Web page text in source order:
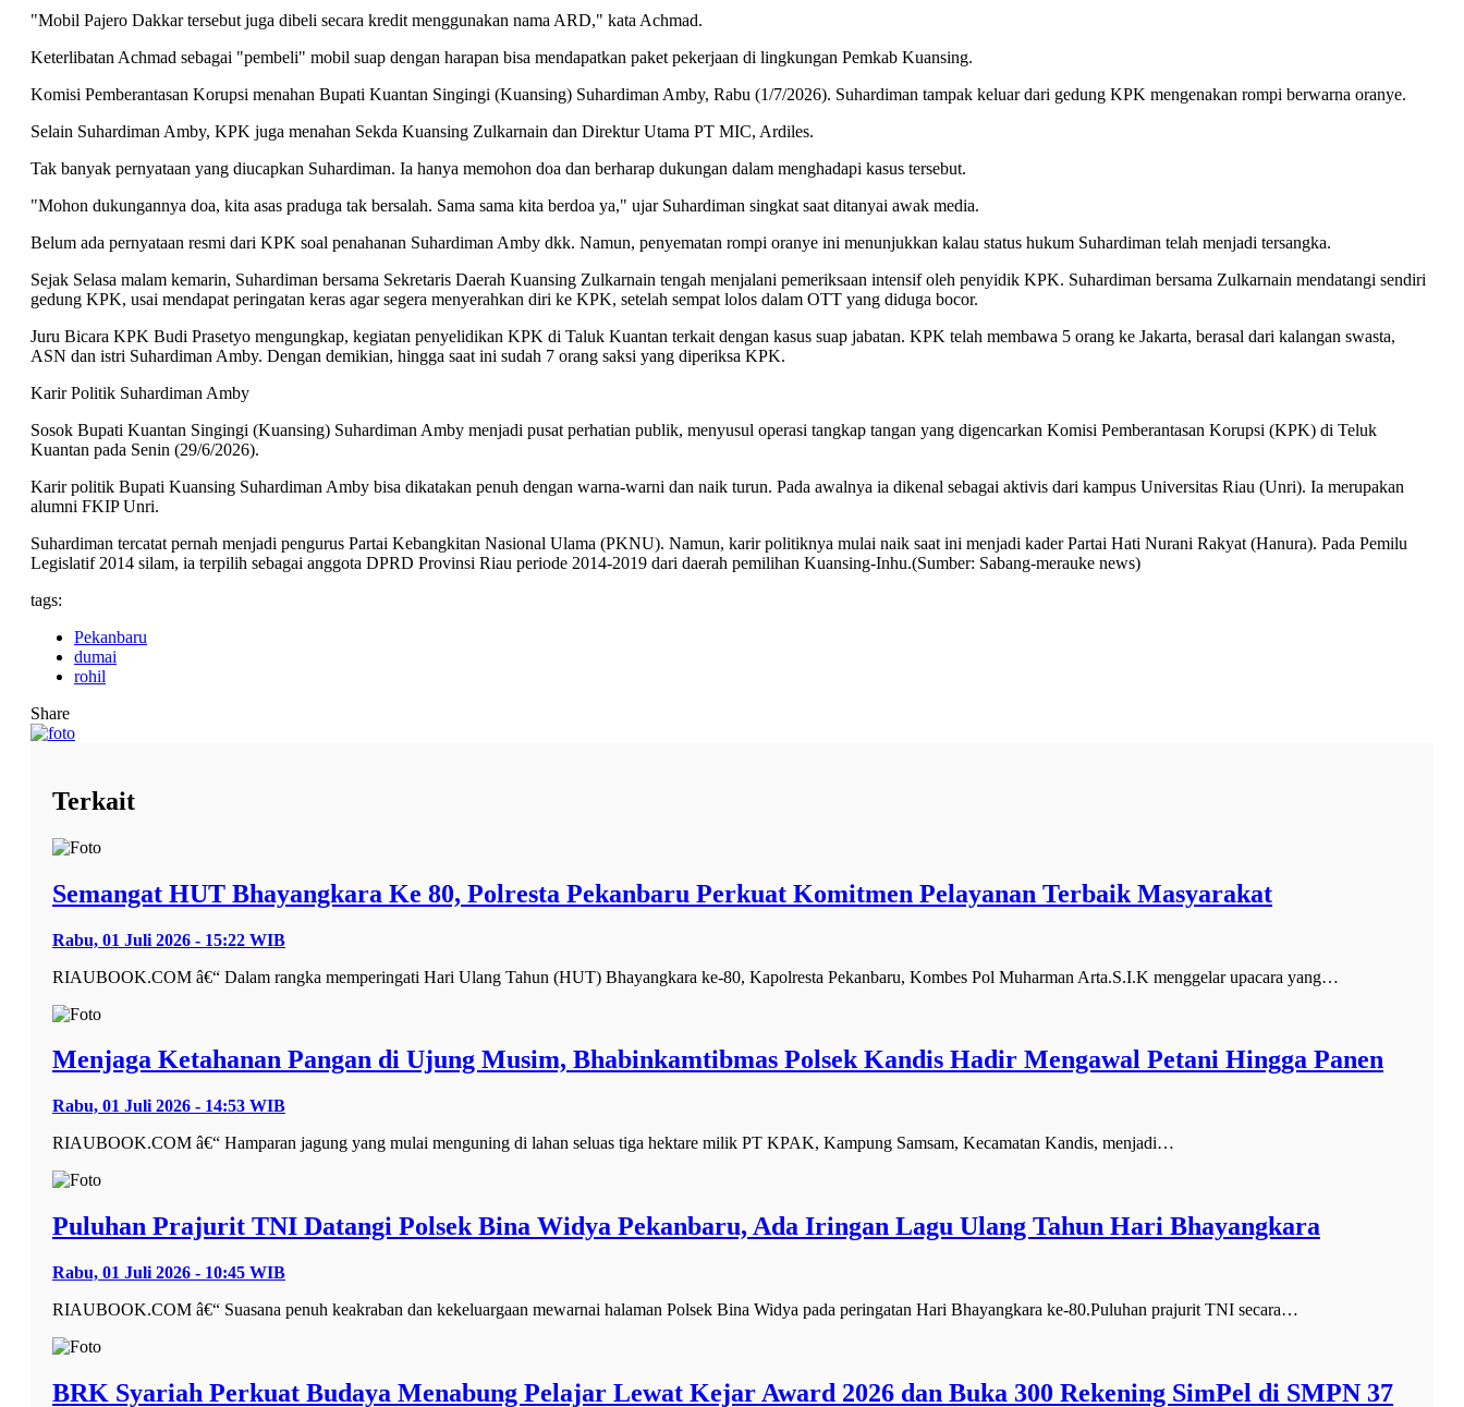
"Mobil Pajero Dakkar tersebut juga dibeli secara kredit menggunakan nama ARD," kata Achmad.
Keterlibatan Achmad sebagai "pembeli" mobil suap dengan harapan bisa mendapatkan paket pekerjaan di lingkungan Pemkab Kuansing.
Komisi Pemberantasan Korupsi menahan Bupati Kuantan Singingi (Kuansing) Suhardiman Amby, Rabu (1/7/2026). Suhardiman tampak keluar dari gedung KPK mengenakan rompi berwarna oranye.
Selain Suhardiman Amby, KPK juga menahan Sekda Kuansing Zulkarnain dan Direktur Utama PT MIC, Ardiles.
Tak banyak pernyataan yang diucapkan Suhardiman. Ia hanya memohon doa dan berharap dukungan dalam menghadapi kasus tersebut.
"Mohon dukungannya doa, kita asas praduga tak bersalah. Sama sama kita berdoa ya," ujar Suhardiman singkat saat ditanyai awak media.
Belum ada pernyataan resmi dari KPK soal penahanan Suhardiman Amby dkk. Namun, penyematan rompi oranye ini menunjukkan kalau status hukum Suhardiman telah menjadi tersangka.
Sejak Selasa malam kemarin, Suhardiman bersama Sekretaris Daerah Kuansing Zulkarnain tengah menjalani pemeriksaan intensif oleh penyidik KPK. Suhardiman bersama Zulkarnain mendatangi sendiri
gedung KPK, usai mendapat peringatan keras agar segera menyerahkan diri ke KPK, setelah sempat lolos dalam OTT yang diduga bocor.
Juru Bicara KPK Budi Prasetyo mengungkap, kegiatan penyelidikan KPK di Taluk Kuantan terkait dengan kasus suap jabatan. KPK telah membawa 5 orang ke Jakarta, berasal dari kalangan swasta,
ASN dan istri Suhardiman Amby. Dengan demikian, hingga saat ini sudah 7 orang saksi yang diperiksa KPK.
Karir Politik Suhardiman Amby
Sosok Bupati Kuantan Singingi (Kuansing) Suhardiman Amby menjadi pusat perhatian publik, menyusul operasi tangkap tangan yang digencarkan Komisi Pemberantasan Korupsi (KPK) di Teluk
Kuantan pada Senin (29/6/2026).
Karir politik Bupati Kuansing Suhardiman Amby bisa dikatakan penuh dengan warna-warni dan naik turun. Pada awalnya ia dikenal sebagai aktivis dari kampus Universitas Riau (Unri). Ia merupakan
alumni FKIP Unri.
Suhardiman tercatat pernah menjadi pengurus Partai Kebangkitan Nasional Ulama (PKNU). Namun, karir politiknya mulai naik saat ini menjadi kader Partai Hati Nurani Rakyat (Hanura). Pada Pemilu
Legislatif 2014 silam, ia terpilih sebagai anggota DPRD Provinsi Riau periode 2014-2019 dari daerah pemilihan Kuansing-Inhu.(Sumber: Sabang-merauke news)
tags:
Pekanbaru
dumai
rohil
Share
Terkait
Semangat HUT Bhayangkara Ke 80, Polresta Pekanbaru Perkuat Komitmen Pelayanan Terbaik Masyarakat
Rabu, 01 Juli 2026 - 15:22 WIB
RIAUBOOK.COM â€“ Dalam rangka memperingati Hari Ulang Tahun (HUT) Bhayangkara ke-80, Kapolresta Pekanbaru, Kombes Pol Muharman Arta.S.I.K menggelar upacara yang…
Menjaga Ketahanan Pangan di Ujung Musim, Bhabinkamtibmas Polsek Kandis Hadir Mengawal Petani Hingga Panen
Rabu, 01 Juli 2026 - 14:53 WIB
RIAUBOOK.COM â€“ Hamparan jagung yang mulai menguning di lahan seluas tiga hektare milik PT KPAK, Kampung Samsam, Kecamatan Kandis, menjadi…
Puluhan Prajurit TNI Datangi Polsek Bina Widya Pekanbaru, Ada Iringan Lagu Ulang Tahun Hari Bhayangkara
Rabu, 01 Juli 2026 - 10:45 WIB
RIAUBOOK.COM â€“ Suasana penuh keakraban dan kekeluargaan mewarnai halaman Polsek Bina Widya pada peringatan Hari Bhayangkara ke-80.Puluhan prajurit TNI secara…
BRK Syariah Perkuat Budaya Menabung Pelajar Lewat Kejar Award 2026 dan Buka 300 Rekening SimPel di SMPN 37